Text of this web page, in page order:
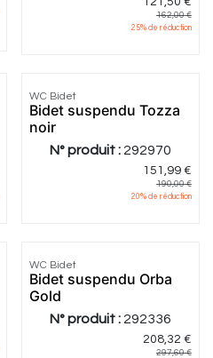
162,00€
25% de réduction
WC Bidet
Bidet suspendu Tozza
noir
N° produit : 292970
151,99€
190,00€
20% de réduction
WC Bidet
Bidet suspendu Orba
Gold
N° produit : 292336
208,32 €
297,60€